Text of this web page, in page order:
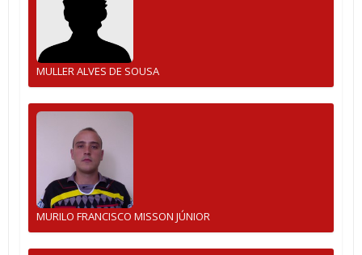
MULLER ALVES DE SOUSA
MURILO FRANCISCO MISSON JÚNIOR